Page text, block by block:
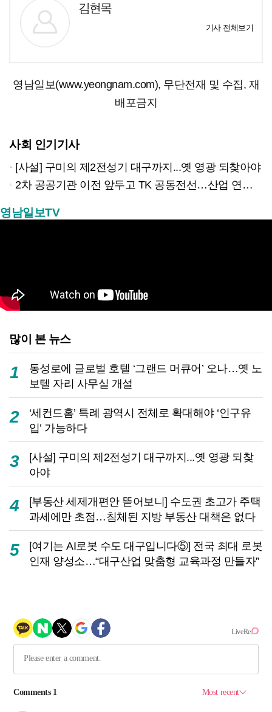
김현목
기사 전체보기
영남일보(www.yeongnam.com), 무단전재 및 수집, 재
배포금지
사회 인기기사
[사설] 구미의 제2전성기 대구까지...옛 영광 되찾아야
2차 공공기관 이전 앞두고 TK 공동전선…산업 연계형 유치 승부수
영남일보TV
많이 본 뉴스
1
동성로에 글로벌 호텔 ‘그랜드 머큐어’ 오나…옛 노
보텔 자리 사무실 개설
2
‘세컨드홈’ 특례 광역시 전체로 확대해야 ‘인구유
입’ 가능하다
3
[사설] 구미의 제2전성기 대구까지...옛 영광 되찾
아야
4
[부동산 세제개편안 뜯어보니] 수도권 초고가 주택
과세에만 초점…침체된 지방 부동산 대책은 없다
5
[여기는 AI로봇 수도 대구입니다⑤] 전국 최대 로봇
인재 양성소…“대구산업 맞춤형 교육과정 만들자”